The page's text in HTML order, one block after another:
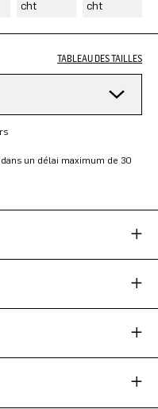
TABLEAU DES TAILLES
un délai maximum de 30